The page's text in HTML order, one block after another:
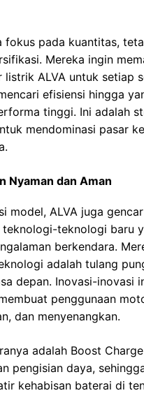
fokus pada kuantitas,
Mereka ingin
ALVA untuk setiap
efisiensi hingga
tinggi. Ini adalah
mendominasi pasar
Nyaman dan Aman
model, ALVA juga gencar
teknologi-teknologi baru
berkendara.
adalah tulang
depan. Inovasi-inovasi
penggunaan
dan menyenangkan.
adalah Boost
pengisian daya,
kehabisan baterai di